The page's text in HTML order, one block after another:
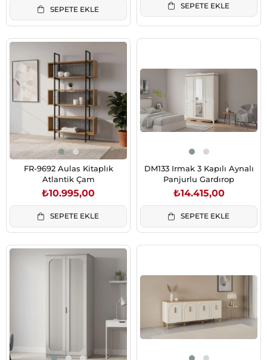
SEPETE EKLE SEPETE EKLE
FR-9692 Aulas Kitaplık
Atlantik Çam
₺10.995,00
SEPETE EKLE
DM133 Irmak 3 Kapılı Aynalı
Panjurlu Gardırop
₺14.415,00
SEPETE EKLE